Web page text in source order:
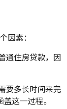
因素：
通住房贷款，因
要多长时间来完
这一过程。